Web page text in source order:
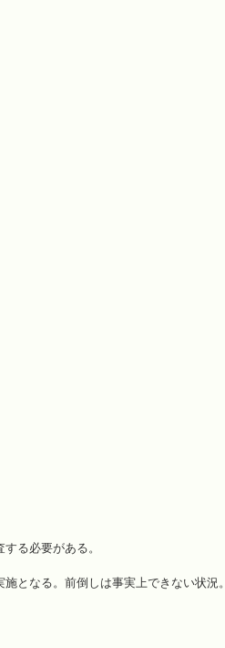
る必要がある。
となる。前倒しは事実上できない状況。